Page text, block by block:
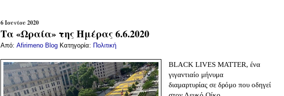
6 Ιουνίου 2020
Τα «Ωραία» της Ημέρας 6.6.2020
Από: Afirimeno Blog Κατηγορία: Πολιτική
BLACK LIVES MATTER, ένα
γιγαντιαίο μήνυμα
διαμαρτυρίας σε δρόμο που οδηγεί